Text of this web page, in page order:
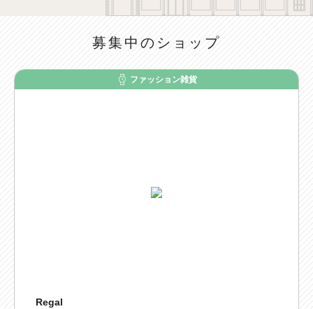
募集中のショップ
ファッション雑貨
Regal